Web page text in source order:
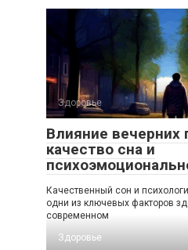
Здоровье
Влияние вечерних
качество сна и
Качественный сон и
одни из ключевых факторов
современном
Здоровье